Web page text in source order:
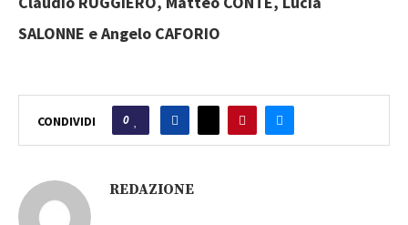
SALONNE e Angelo CAFORIO
CONDIVIDI 0
REDAZIONE